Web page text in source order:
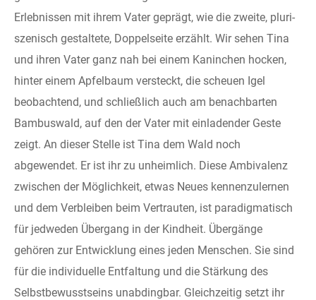
Erlebnissen mit ihrem Vater geprägt, wie die zweite, pluri-
szenisch gestaltete, Doppelseite erzählt. Wir sehen Tina
und ihren Vater ganz nah bei einem Kaninchen hocken,
hinter einem Apfelbaum versteckt, die scheuen Igel
beobachtend, und schließlich auch am benachbarten
Bambuswald, auf den der Vater mit einladender Geste
zeigt. An dieser Stelle ist Tina dem Wald noch
abgewendet. Er ist ihr zu unheimlich. Diese Ambivalenz
zwischen der Möglichkeit, etwas Neues kennenzulernen
und dem Verbleiben beim Vertrauten, ist paradigmatisch
für jedweden Übergang in der Kindheit. Übergänge
gehören zur Entwicklung eines jeden Menschen. Sie sind
für die individuelle Entfaltung und die Stärkung des
Selbstbewusstseins unabdingbar. Gleichzeitig setzt ihr